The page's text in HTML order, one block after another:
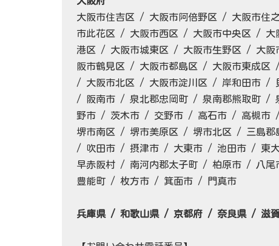
大阪市住吉区 / 大阪市阿倍野区 / 大阪市
市此花区 / 大阪市西区 / 大阪市中央区 /
港区 / 大阪市城東区 / 大阪市生野区 / 大
阪市鶴見区 / 大阪市都島区 / 大阪市東成
/ 大阪市北区 / 大阪市淀川区 / 岸和田市 /
/ 阪南市 / 泉北郡忠岡町 / 泉南郡熊取町 /
野市 / 茨木市 / 交野市 / 高石市 / 高槻市
堺市南区 / 堺市美原区 / 堺市北区 / 三島
/ 吹田市 / 摂津市 / 大東市 / 池田市 / 東
早赤阪村 / 南河内郡太子町 / 柏原市 / 八
豊能町 / 枚方市 / 箕面市 / 門真市
兵庫県 / 和歌山県 / 京都府 / 奈良県 / 滋